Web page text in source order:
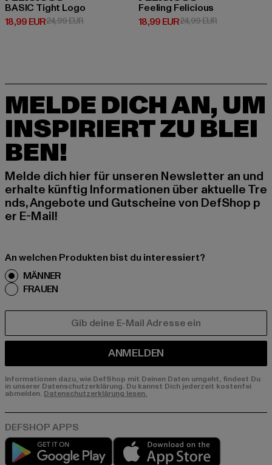
BASIC Tight Logo
18,99 EUR
Derzeitiger Preis: 18,99 EUR
24,99 EURAktionspreis: 24,99 EUR
Feeling Felicious
18,99 EUR
Derzeitiger Preis: 18,99 EUR
24,99 EURAktionspreis:
MELDE DICH AN, UM
INSPIRIERT ZU BLEI
BEN!
Melde dich hier für unseren Newsletter an und
erhalte künftig Informationen über aktuelle Tre
nds, Angebote und Gutscheine von DefShop p
er E-Mail!
An welchen Produkten bist du interessiert?
MÄNNER
FRAUEN
ANMELDEN
Informationen dazu, wie DefShop mit Deinen Daten umgeht, findest Du
in unserer Datenschutzerklärung. Du kannst Dich jederzeit kostenfei
abmelden. Datenschutzerklärung lesen.
Play market